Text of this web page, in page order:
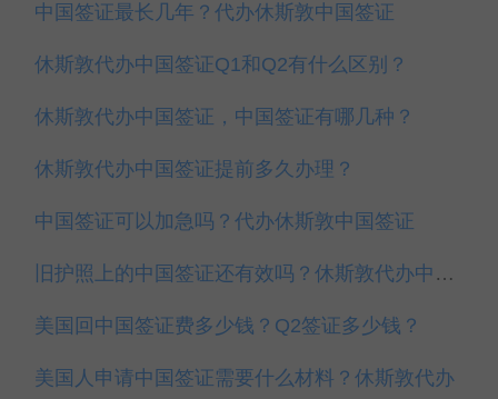
中国签证最长几年？代办休斯敦中国签证
休斯敦代办中国签证Q1和Q2有什么区别？
休斯敦代办中国签证，中国签证有哪几种？
休斯敦代办中国签证提前多久办理？
中国签证可以加急吗？代办休斯敦中国签证
旧护照上的中国签证还有效吗？休斯敦代办中国签证
美国回中国签证费多少钱？Q2签证多少钱？
美国人申请中国签证需要什么材料？休斯敦代办